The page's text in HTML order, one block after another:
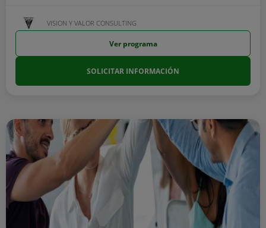
VISION Y VALOR CONSULTING
Ver programa
SOLICITAR INFORMACIÓN